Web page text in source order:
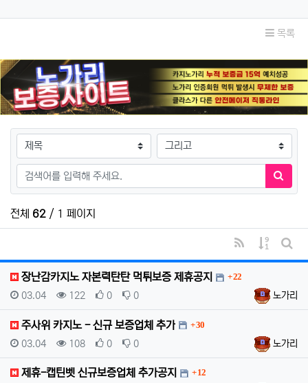
목록
검색대상
검색어
검색하
전체 62 / 1 페이지
RSS
게시물
게시
장난감카지노 자본력탄탄 먹튀보증 제휴공지 댓글
22
등록자노가리
등록일
03.04 조회
122 추천
0 비추천
0
주사위 카지노 - 신규 보증업체 추가 댓글
30
등록자노가리
등록일
03.04 조회
108 추천
0 비추천
0
제휴-캡틴벳 신규보증업체 추가공지 댓글
12